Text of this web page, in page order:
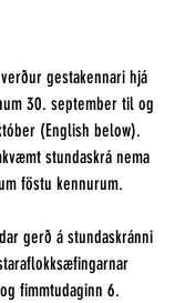
gestakennari hjá
30. september til og
(English below).
stundaskrá nema
föstu kennurum.
gerð á stundaskránni
fimmtudaginn 6.